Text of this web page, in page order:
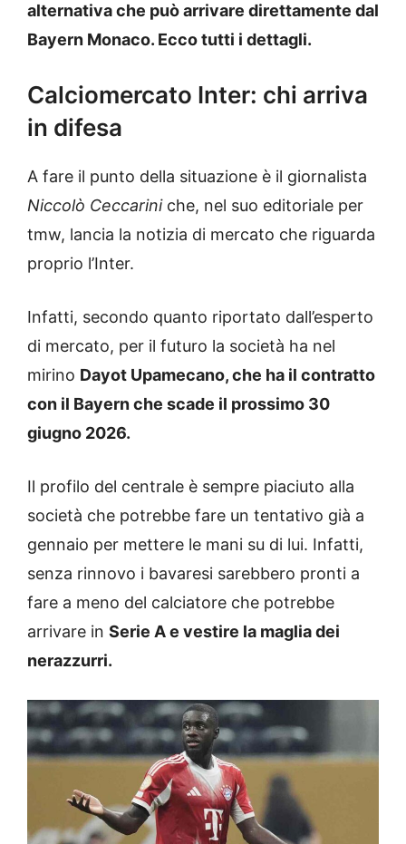
alternativa che può arrivare direttamente dal
Bayern Monaco. Ecco tutti i dettagli.
Calciomercato Inter: chi arriva
in difesa
A fare il punto della situazione è il giornalista
Niccolò Ceccariniche, nel suo editoriale per
tmw, lancia la notizia di mercato che riguarda
proprio l’Inter.
Infatti, secondo quanto riportato dall’esperto
di mercato, per il futuro la società ha nel
mirino Dayot Upamecano, che ha il contratto
con il Bayern che scade il prossimo 30
giugno 2026.
Il profilo del centrale è sempre piaciuto alla
società che potrebbe fare un tentativo già a
gennaio per mettere le mani su di lui. Infatti,
senza rinnovo i bavaresi sarebbero pronti a
fare a meno del calciatore che potrebbe
arrivare in Serie A e vestire la maglia dei
nerazzurri.